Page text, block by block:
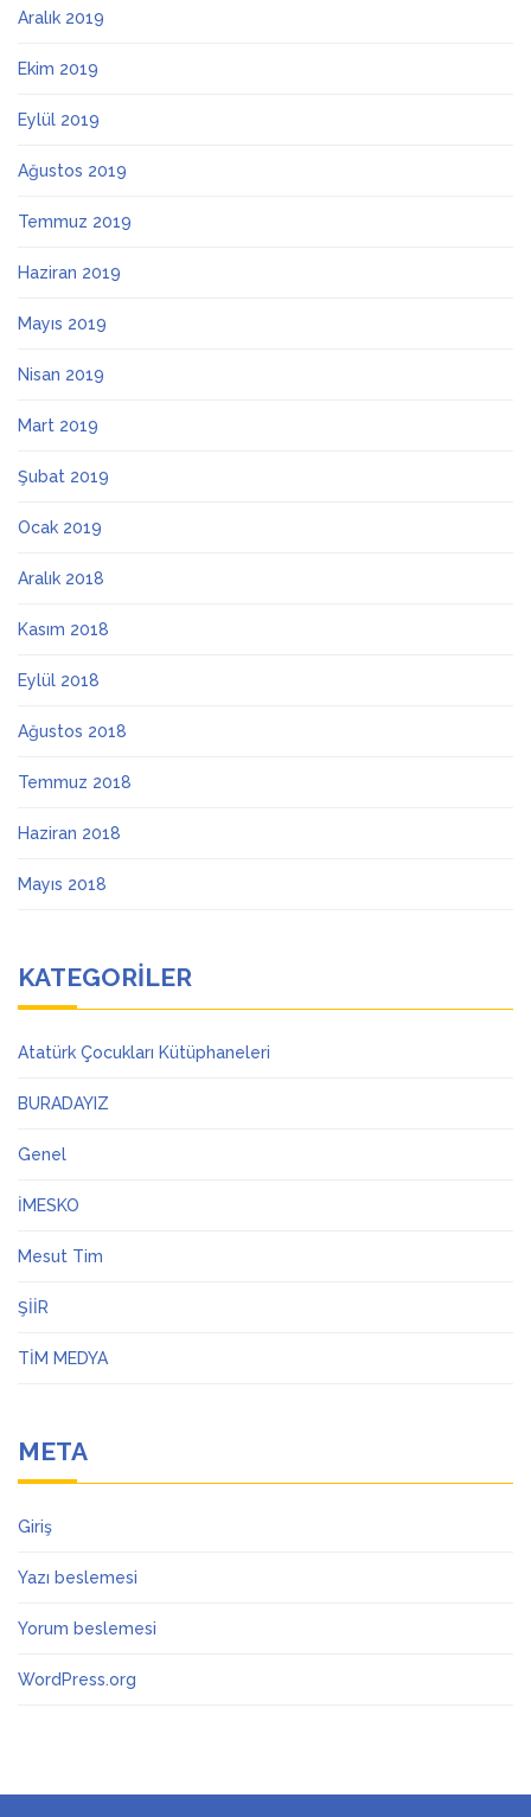
Aralık 2019
Ekim 2019
Eylül 2019
Ağustos 2019
Temmuz 2019
Haziran 2019
Mayıs 2019
Nisan 2019
Mart 2019
Şubat 2019
Ocak 2019
Aralık 2018
Kasım 2018
Eylül 2018
Ağustos 2018
Temmuz 2018
Haziran 2018
Mayıs 2018
KATEGORILER
Atatürk Çocukları Kütüphaneleri
BURADAYIZ
Genel
İMESKO
Mesut Tim
ŞİİR
TİM MEDYA
META
Giriş
Yazı beslemesi
Yorum beslemesi
WordPress.org